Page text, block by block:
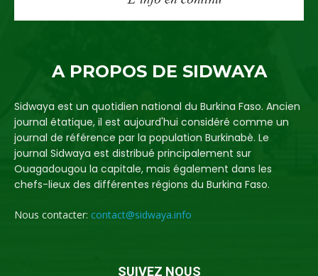
A PROPOS DE SIDWAYA
Sidwaya est un quotidien national du Burkina Faso. Ancien
journal étatique, il est aujourd'hui considéré comme un
journal de référence par la population Burkinabè. Le
journal Sidwaya est distribué principalement sur
Ouagadougou la capitale, mais également dans les
chefs-lieux des différentes régions du Burkina Faso.
Nous contacter: contact@sidwaya.info
SUIVEZ NOUS